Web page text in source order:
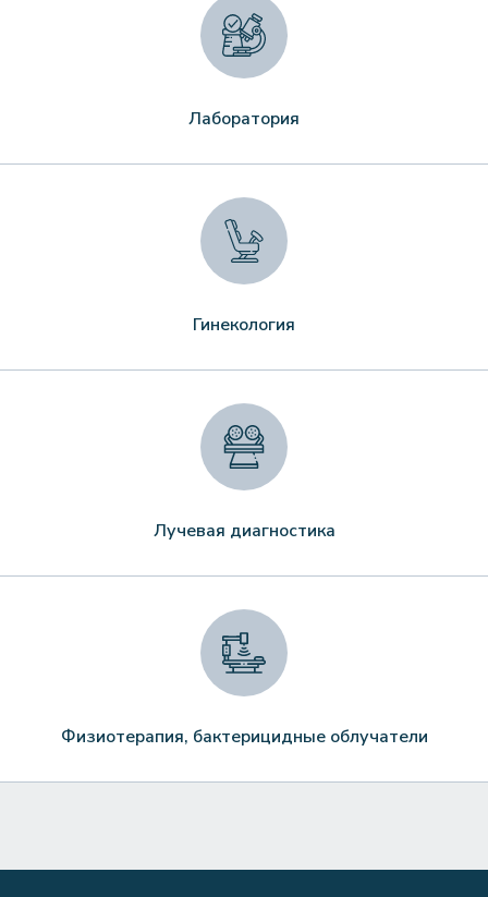
Лаборатория
Гинекология
Лучевая диагностика
Физиотерапия, бактерицидные облучатели